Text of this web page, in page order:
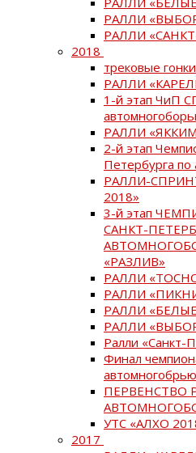
РАЛЛИ
РАЛЛИ
2018
трековые гонки
РАЛЛИ
1-й этап ЧиП
РАЛЛИ
2-й этап
Петербурга
РАЛЛИ-
2018»
3-й этап
САНКТ-
«РАЗЛИВ»
РАЛЛИ
РАЛЛИ
РАЛЛИ
РАЛЛИ
Ралли «Санкт-
Финал
автомногобрью
ПЕРВЕНСТВО
УТС «АЛХО
2017